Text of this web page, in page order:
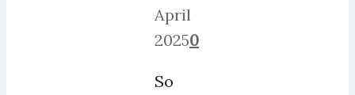
April
20250
So